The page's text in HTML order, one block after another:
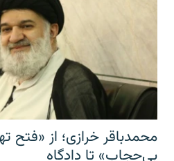
محمدباقر خرازی؛ از «فتح
بی‌حجاب» تا دادگاه